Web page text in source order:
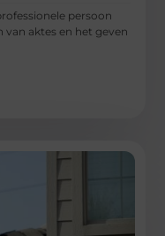
persoon
aktes en het geven